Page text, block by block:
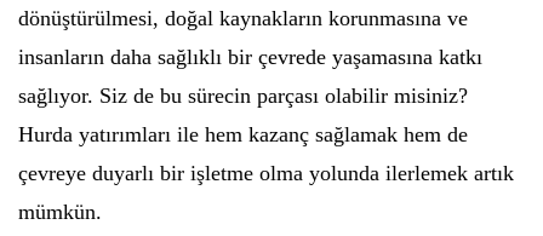
dönüştürülmesi, doğal kaynakların korunmasına ve
insanların daha sağlıklı bir çevrede yaşamasına katkı
sağlıyor. Siz de bu sürecin parçası olabilir misiniz?
Hurda yatırımları ile hem kazanç sağlamak hem de
çevreye duyarlı bir işletme olma yolunda ilerlemek artık
mümkün.